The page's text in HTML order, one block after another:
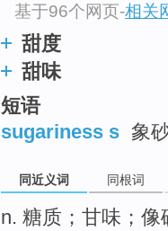
基于96个网页-相关
甜度
甜味
短语
sugariness s 象
同近义词 同根词
n. 糖质；甘味；像